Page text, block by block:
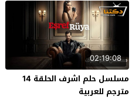
02:19:08
مسلسل حلم اشرف الحلقة 14
مترجم للعربية